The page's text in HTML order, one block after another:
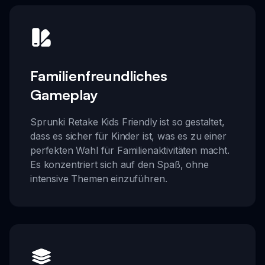
Familienfreundliches
Gameplay
Sprunki Retake Kids Friendly ist so gestaltet,
dass es sicher für Kinder ist, was es zu einer
perfekten Wahl für Familienaktivitäten macht.
Es konzentriert sich auf den Spaß, ohne
intensive Themen einzuführen.